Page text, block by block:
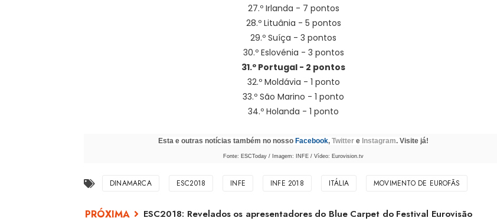
27.º Irlanda - 7 pontos
28.º Lituânia - 5 pontos
29.º Suíça - 3 pontos
30.º Eslovénia - 3 pontos
31.º Portugal - 2 pontos
32.º Moldávia - 1 ponto
33.º São Marino - 1 ponto
34.º Holanda - 1 ponto
Esta e outras notícias também no nosso Facebook, Twitter e Instagram. Visite já!
Fonte: ESCToday / Imagem: INFE / Vídeo: Eurovision.tv
DINAMARCA ESC2018 INFE INFE 2018 ITÁLIA MOVIMENTO DE EUROFÃS
ESC2018: Revelados os apresentadores do Blue Carpet do Festival Eurovisão